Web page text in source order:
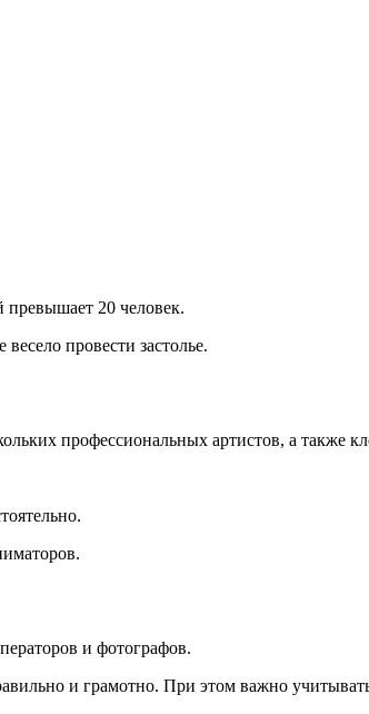
превышает 20 человек.
провести застолье.
профессиональных артистов, а также
и фотографов.
и грамотно. При этом важно